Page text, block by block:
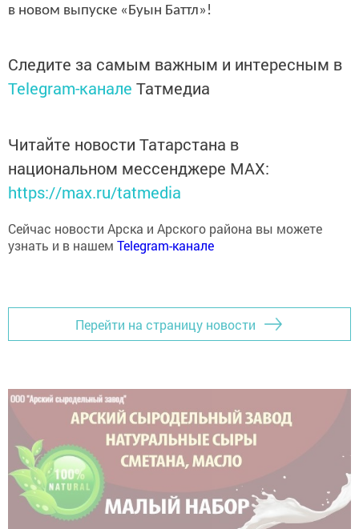
в новом выпуске «Буын Баттл»!
Следите за самым важным и интересным в
Telegram-канале Татмедиа
Читайте новости Татарстана в
национальном мессенджере MАХ:
https://max.ru/tatmedia
Сейчас новости Арска и Арского района вы можете
узнать и в нашем Telegram-канале
Перейти на страницу новости